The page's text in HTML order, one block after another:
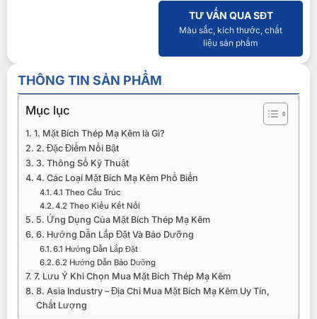
TƯ VẤN QUA SĐT
Màu sắc, kích thước, chất
liệu sản phẩm
THÔNG TIN SẢN PHẨM
Mục lục
1. Mặt Bích Thép Mạ Kẽm là Gì?
2. Đặc Điểm Nổi Bật
3. Thông Số Kỹ Thuật
4. Các Loại Mặt Bích Mạ Kẽm Phổ Biến
4.1 Theo Cấu Trúc
4.2 Theo Kiểu Kết Nối
5. Ứng Dụng Của Mặt Bích Thép Mạ Kẽm
6. Hướng Dẫn Lắp Đặt Và Bảo Dưỡng
6.1 Hướng Dẫn Lắp Đặt
6.2 Hướng Dẫn Bảo Dưỡng
7. Lưu Ý Khi Chọn Mua Mặt Bích Thép Mạ Kẽm
8. Asia Industry – Địa Chỉ Mua Mặt Bích Mạ Kẽm Uy Tín,
Chất Lượng